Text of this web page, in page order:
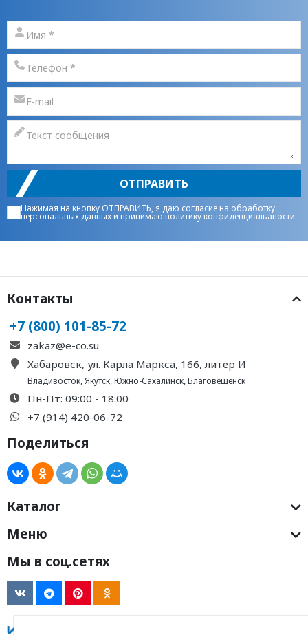
ОТПРАВИТЬ
Нажимая на кнопку ОТПРАВИТЬ, я даю согласие на обработку
персональных данныхи принимаюполитику конфиденциальаности
Контакты
+7 (800) 101-85-72
zakaz@e-co.su
Хабаровск, ул. Карла Маркса, 166, литер И
Владивосток,Якутск,Южно-Сахалинск,Благовещенск
Пн-Пт: 09:00 - 18:00
+7 (914) 420-06-72
Поделиться
Каталог
Меню
Мы в соц.сетях